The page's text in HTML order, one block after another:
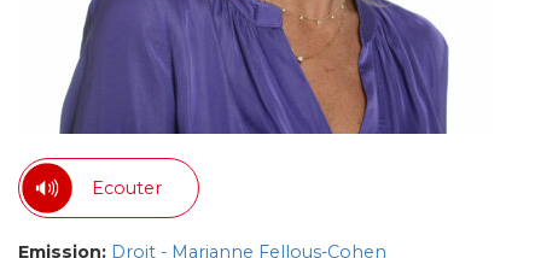
Ecouter
Emission: Droit - Marianne Fellous-Cohen